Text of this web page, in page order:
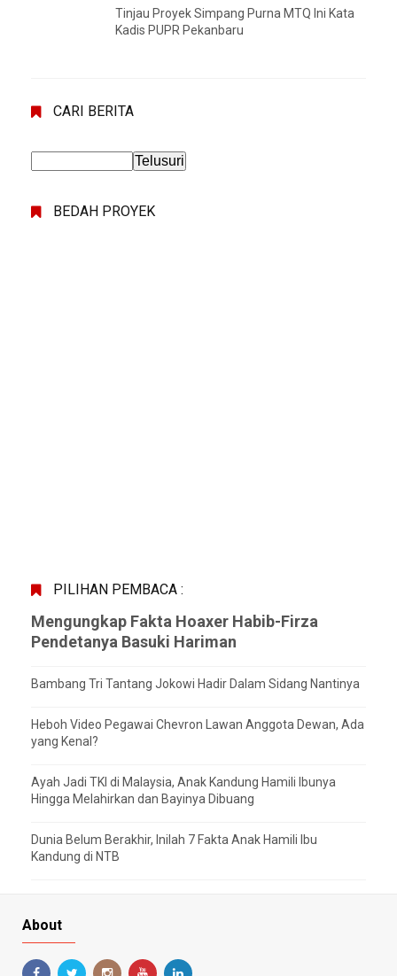
Tinjau Proyek Simpang Purna MTQ Ini Kata
Kadis PUPR Pekanbaru
CARI BERITA
BEDAH PROYEK
PILIHAN PEMBACA :
Mengungkap Fakta Hoaxer Habib-Firza
Pendetanya Basuki Hariman
Bambang Tri Tantang Jokowi Hadir Dalam Sidang Nantinya
Heboh Video Pegawai Chevron Lawan Anggota Dewan, Ada
yang Kenal?
Ayah Jadi TKI di Malaysia, Anak Kandung Hamili Ibunya
Hingga Melahirkan dan Bayinya Dibuang
Dunia Belum Berakhir, Inilah 7 Fakta Anak Hamili Ibu
Kandung di NTB
About